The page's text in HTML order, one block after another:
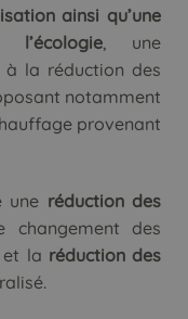
ainsi qu’une
, une
à la réduction des
notamment
provenant
une réduction des
changement des
et la réduction des